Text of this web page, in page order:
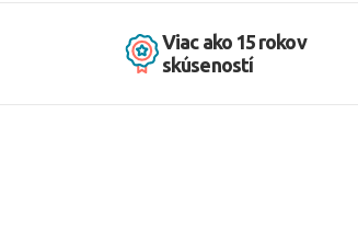
Viac ako 15 rokov
skúseností